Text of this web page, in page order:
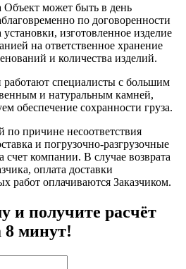
Объект может быть в день
по договоренности
изготовленное изделие
на ответственное хранение
и количества изделий.
специалисты с большим
и натуральным камней,
обеспечение сохранности груза.
по причине несоответствия
и погрузочно-разгрузочные
счет компании. В случае возврата
оплата доставки
работ оплачиваются Заказчиком.
и получите расчёт
8 минут!